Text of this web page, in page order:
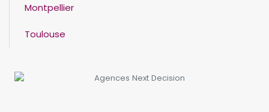
Montpellier
Toulouse